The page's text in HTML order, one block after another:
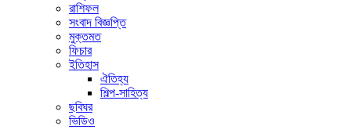
রাশিফল
সংবাদ বিজ্ঞপ্তি
মুক্তমত
ফিচার
ইতিহাস
ঐতিহ্য
শিল্প-সাহিত্য
ছবিঘর
ভিডিও